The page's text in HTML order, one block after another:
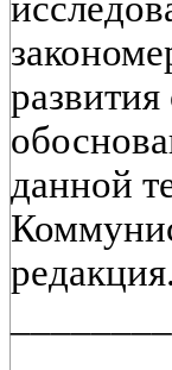
данной